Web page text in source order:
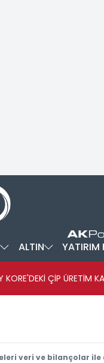
ALTIN YATIRIM
KORE'DEKİ ÇİP ÜRETİM
veri ve bilançolar ile